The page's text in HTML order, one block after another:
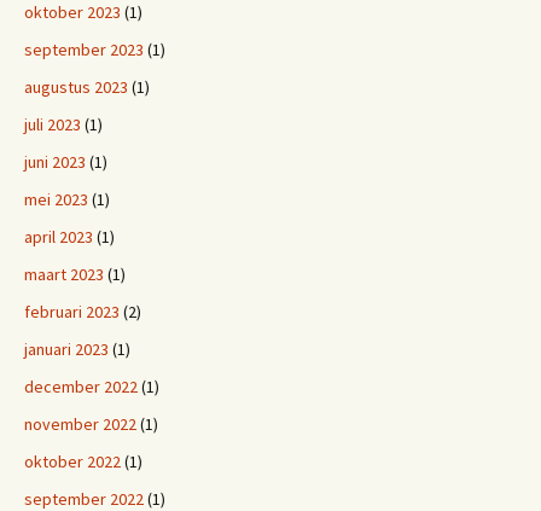
oktober 2023 (1)
september 2023 (1)
augustus 2023 (1)
juli 2023 (1)
juni 2023 (1)
mei 2023 (1)
april 2023 (1)
maart 2023 (1)
februari 2023 (2)
januari 2023 (1)
december 2022(1)
november 2022(1)
oktober 2022(1)
september 2022(1)